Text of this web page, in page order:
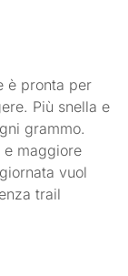
è pronta per
Più snella e
grammo.
maggiore
vuol
trail